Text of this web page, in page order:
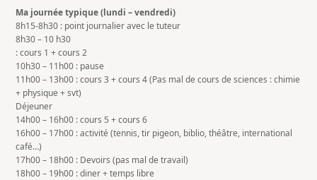
Ma journée typique (lundi – vendredi)
8h15-8h30 : point journalier avec le tuteur
8h30 – 10 h30
: cours 1 + cours 2
10h30 – 11h00 : pause
11h00 – 13h00 : cours 3 + cours 4 (Pas mal de cours de sciences : chimie
+ physique + svt)
Déjeuner
14h00 – 16h00 : cours 5 + cours 6
16h00 – 17h00 : activité (tennis, tir pigeon, biblio, théâtre, international
café…)
17h00 – 18h00 : Devoirs (pas mal de travail)
18h00 – 19h00 : diner + temps libre